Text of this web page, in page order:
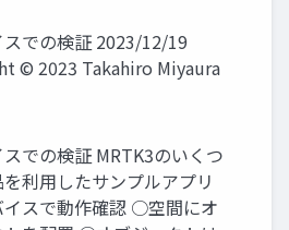
スでの検証 2023/12/19
© 2023 Takahiro Miyaura
での検証 MRTK3のいくつ
利用したサンプルアプリ
イスで動作確認 ○空間にオ